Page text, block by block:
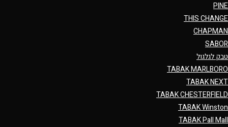
PINE
THIS CHANGE
CHAPMAN
SABOR
טבק לגלגול
TABAK MARLBORO
TABAK NEXT
TABAK CHESTERFIELD
TABAK Winston
TABAK Pall Mall